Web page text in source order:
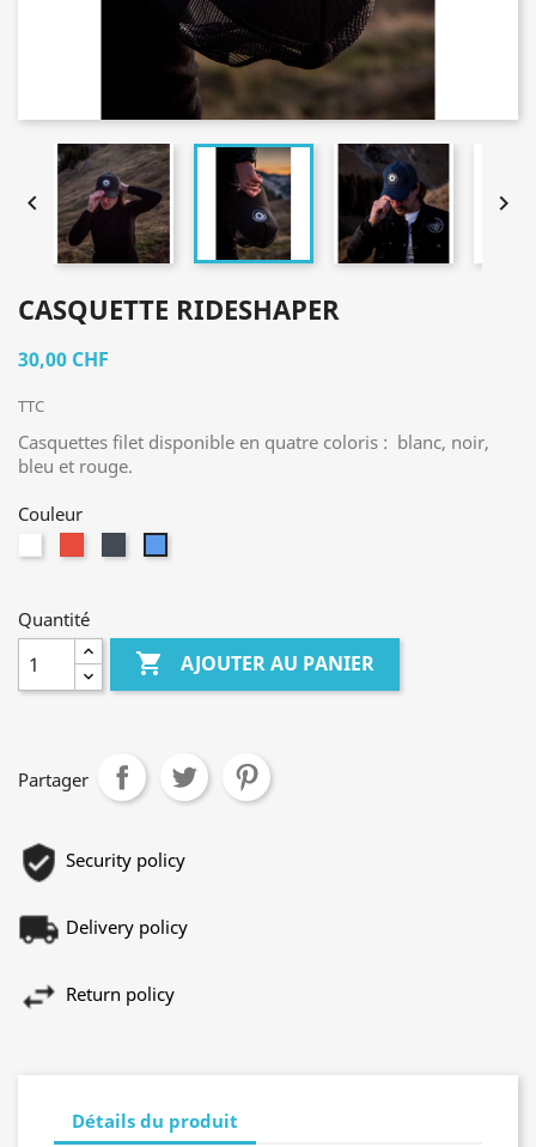
 
CASQUETTE RIDESHAPER
30,00 CHF
TTC
Casquettes filet disponible en quatre coloris : blanc, noir,
bleu et rouge.
Couleur
Quantité
 AJOUTER AU PANIER
Partager
Security policy
Delivery policy
Return policy
Détails du produit